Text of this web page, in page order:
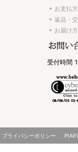
お支払
返品・
お届け
受付時間
プライバシーポリシー